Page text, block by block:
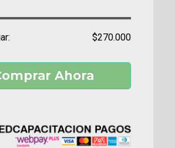
$270.000
Ahora